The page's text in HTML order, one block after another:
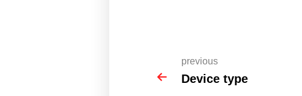
previous
Device type